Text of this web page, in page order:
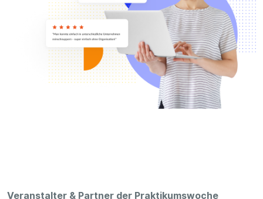
Veranstalter & Partner der Praktikumswoche